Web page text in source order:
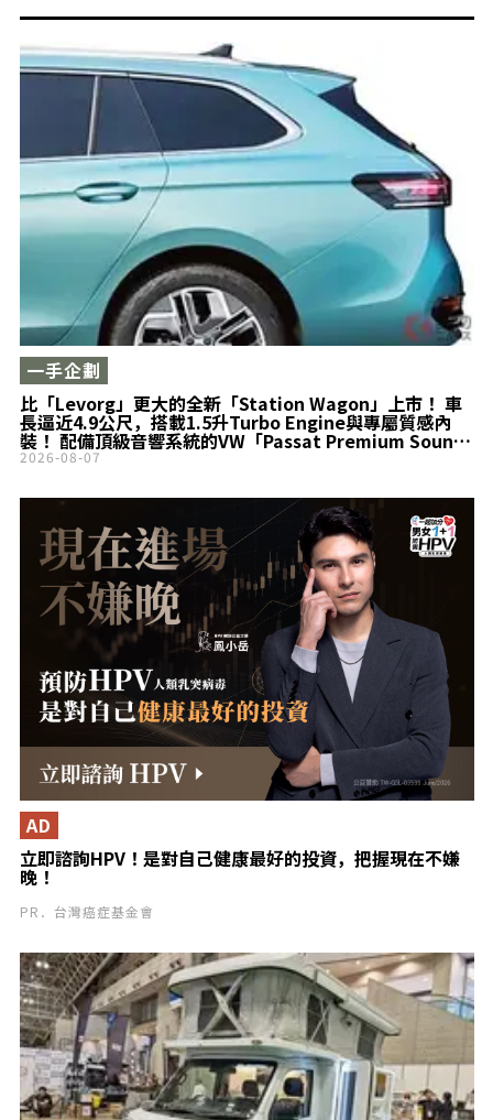
比「Levorg」更大的全新「Station Wagon」上市！ 車
長逼近4.9公尺，搭載1.5升Turbo Engine與專屬質感內
裝！ 配備頂級音響系統的VW「Passat Premium Sound
Edition」到底有什麼魅力？
一手企劃
2026-08-07
立即諮詢HPV！是對自己健康最好的投資，把握現在不嫌
晚！
AD
PR．台灣癌症基金會